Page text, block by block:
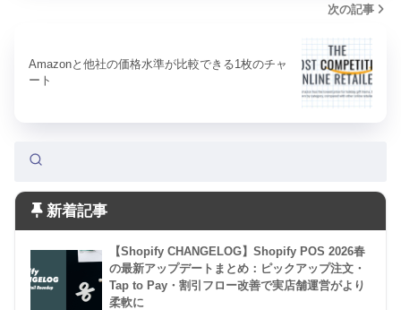
次の記事
Amazonと他社の価格水準が比較できる1枚のチャ
ート
新着記事
【Shopify CHANGELOG】Shopify POS 2026春
の最新アップデートまとめ：ピックアップ注文・
Tap to Pay・割引フロー改善で実店舗運営がより
柔軟に